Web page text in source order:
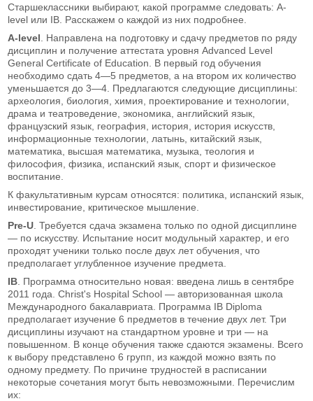
Старшеклассники выбирают, какой программе следовать: A-
level или IB. Расскажем о каждой из них подробнее.
A-level . Направлена на подготовку и сдачу предметов по ряду
дисциплин и получение аттестата уровня Advanced Level
General Certificate of Education. В первый год обучения
необходимо сдать 4—5 предметов, а на втором их количество
уменьшается до 3—4. Предлагаются следующие дисциплины:
археология, биология, химия, проектирование и технологии,
драма и театроведение, экономика, английский язык,
французский язык, география, история, история искусств,
информационные технологии, латынь, китайский язык,
математика, высшая математика, музыка, теология и
философия, физика, испанский язык, спорт и физическое
воспитание.
К факультативным курсам относятся: политика, испанский язык,
инвестирование, критическое мышление.
Pre-U . Требуется сдача экзамена только по одной дисциплине
— по искусству. Испытание носит модульный характер, и его
проходят ученики только после двух лет обучения, что
предполагает углубленное изучение предмета.
IB . Программа относительно новая: введена лишь в сентябре
2011 года. Christ's Hospital School — авторизованная школа
Международного бакалавриата. Программа IB Diploma
предполагает изучение 6 предметов в течение двух лет. Три
дисциплины изучают на стандартном уровне и три — на
повышенном. В конце обучения также сдаются экзамены. Всего
к выбору представлено 6 групп, из каждой можно взять по
одному предмету. По причине трудностей в расписании
некоторые сочетания могут быть невозможными. Перечислим
их: